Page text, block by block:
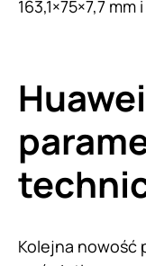
163,1×75×7,7
Kolejna nowość